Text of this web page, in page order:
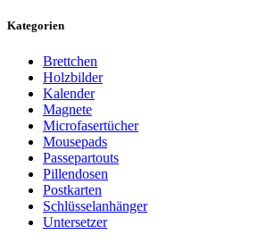
Kategorien
Brettchen
Holzbilder
Kalender
Magnete
Microfasertücher
Mousepads
Passepartouts
Pillendosen
Postkarten
Schlüsselanhänger
Untersetzer